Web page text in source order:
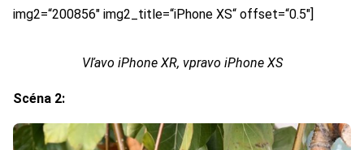
img2=“200856″ img2_title=“iPhone XS“ offset=“0.5″]
Vľavo iPhone XR, vpravo iPhone XS
Scéna 2: